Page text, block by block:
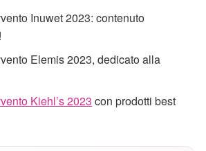
Inuwet 2023: contenuto
Elemis 2023, dedicato alla
Kiehl’s 2023 con prodotti best